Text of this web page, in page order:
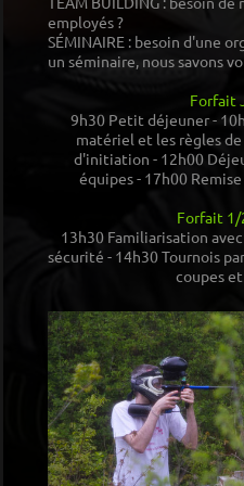
employés ?
SÉMINAIRE : besoin d'une
un séminaire, nous savons
Forfait
9h30 Petit déjeuner -
matériel et les règles
d'initiation - 12h00
équipes - 17h00
Forfait 1/
13h30 Familiarisation
sécurité - 14h30 Tournois
coupes